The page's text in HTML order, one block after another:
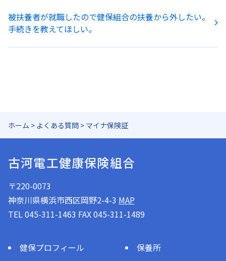
被扶養者が就職したので健保組合の扶養から外したい。
手続きを教えてほしい。
ホーム > よくある質問 > マイナ保険証
古河電工健康保険組合
〒220-0073
神奈川県横浜市西区岡野2-4-3 MAP
TEL 045-311-1463 FAX 045-311-1489
健保プロフィール
保養所